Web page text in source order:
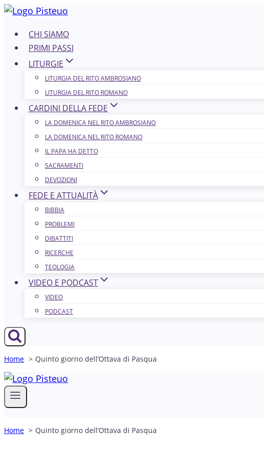
Salta
contenutoCHI SIAMO
PRIMI PASSI
LITURGIE
LITURGIA DEL RITO AMBROSIANO
LITURGIA DEL RITO ROMANO
CARDINI DELLA FEDE
LA DOMENICA NEL R​​​​​​ITO AMBROSIANO
LA DOMENICA NEL RITO ROMANO
IL PAPA HA DETTO
SACRAMENTI
DEVOZIONI
FEDE E ATTUALITÀ
BIBBIA
PROBLEMI
DIBATTITI
RICERCHE
TEOLOGIA
VIDEO E PODCAST
VIDEO
PODCAST
Home Quinto giorno dell’Ottava di Pasqua
Home Quinto giorno dell’Ottava di Pasqua